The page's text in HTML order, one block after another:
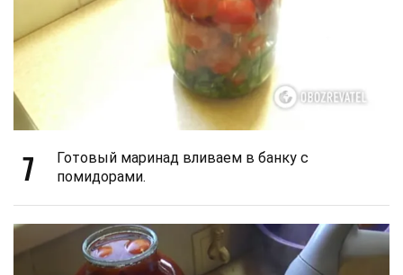
7
Готовый маринад вливаем в банку с
помидорами.